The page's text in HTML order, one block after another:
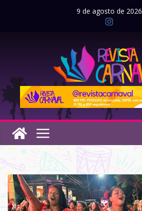
9 de agosto de 2026